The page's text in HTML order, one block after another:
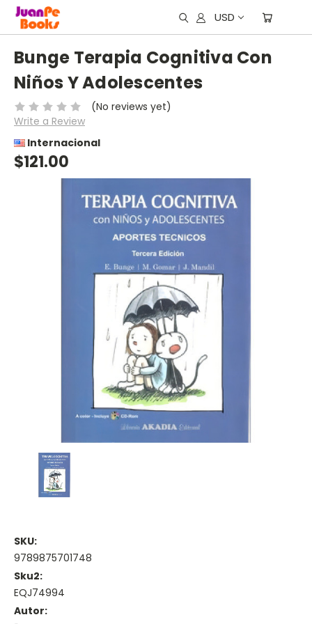
USD
Bunge Terapia Cognitiva Con
Niños Y Adolescentes
(No reviews yet)
Write a Review
Internacional
$121.00
SKU:
9789875701748
Sku2:
EQJ74994
Autor: